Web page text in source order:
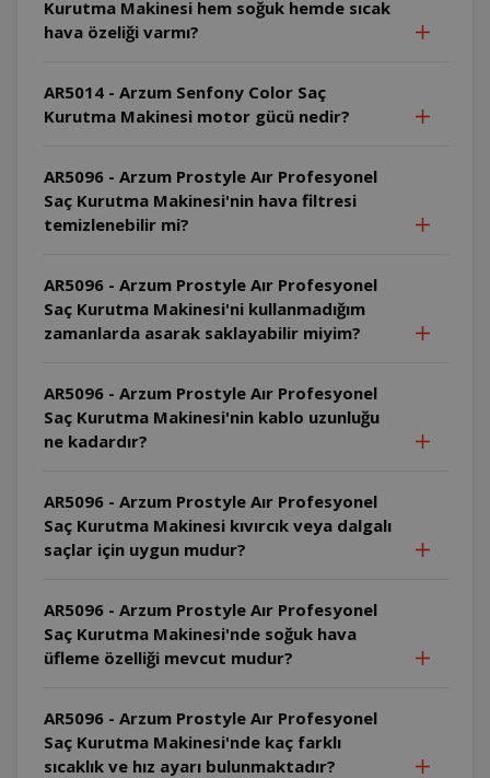
Kurutma Makinesi hem soğuk hemde sıcak
hava özeliği varmı?
AR5014 - Arzum Senfony Color Saç
Kurutma Makinesi motor gücü nedir?
AR5096 - Arzum Prostyle Aır Profesyonel
Saç Kurutma Makinesi'nin hava filtresi
temizlenebilir mi?
AR5096 - Arzum Prostyle Aır Profesyonel
Saç Kurutma Makinesi'ni kullanmadığım
zamanlarda asarak saklayabilir miyim?
AR5096 - Arzum Prostyle Aır Profesyonel
Saç Kurutma Makinesi'nin kablo uzunluğu
ne kadardır?
AR5096 - Arzum Prostyle Aır Profesyonel
Saç Kurutma Makinesi kıvırcık veya dalgalı
saçlar için uygun mudur?
AR5096 - Arzum Prostyle Aır Profesyonel
Saç Kurutma Makinesi'nde soğuk hava
üfleme özelliği mevcut mudur?
AR5096 - Arzum Prostyle Aır Profesyonel
Saç Kurutma Makinesi'nde kaç farklı
sıcaklık ve hız ayarı bulunmaktadır?